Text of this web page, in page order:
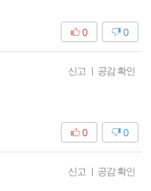
0
0
신고 | 공감 확인
0
0
신고 | 공감 확인